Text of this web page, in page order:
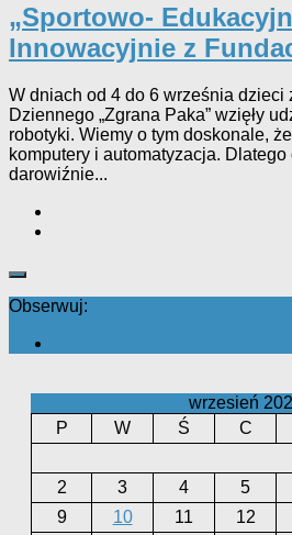
„Sportowo-
Innowacyjnie z
W dniach od 4 do 6 września dzieci
Dziennego „Zgrana Paka” wzięły
robotyki. Wiemy o tym doskonale,
komputery i automatyzacja.
darowiźnie...
Obserwuj:
wrzesień
P
W Ś C
2
3 4 5
9
10 11 12